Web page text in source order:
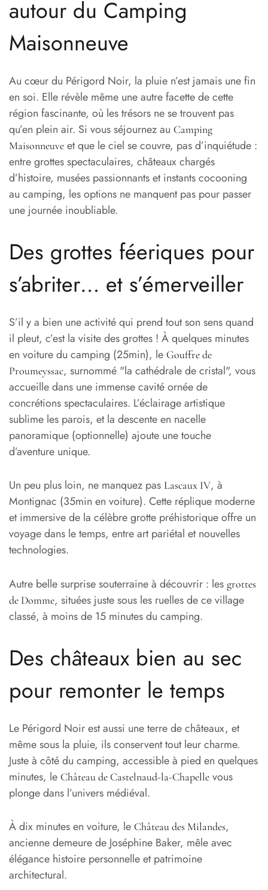
autour du Camping
Maisonneuve
Au cœur du Périgord Noir, la pluie n’est jamais une fin
en soi. Elle révèle même une autre facette de cette
région fascinante, où les trésors ne se trouvent pas
qu’en plein air. Si vous séjournez au Camping
Maisonneuve et que le ciel se couvre, pas d’inquiétude :
entre grottes spectaculaires, châteaux chargés
d’histoire, musées passionnants et instants cocooning
au camping, les options ne manquent pas pour passer
une journée inoubliable.
Des grottes féeriques pour
s’abriter… et s’émerveiller
S’il y a bien une activité qui prend tout son sens quand
il pleut, c’est la visite des grottes ! À quelques minutes
en voiture du camping (25min), le Gouffre de
Proumeyssac, surnommé "la cathédrale de cristal", vous
accueille dans une immense cavité ornée de
concrétions spectaculaires. L’éclairage artistique
sublime les parois, et la descente en nacelle
panoramique (optionnelle) ajoute une touche
d’aventure unique.
Un peu plus loin, ne manquez pas Lascaux IV, à
Montignac (35min en voiture). Cette réplique moderne
et immersive de la célèbre grotte préhistorique offre un
voyage dans le temps, entre art pariétal et nouvelles
technologies.
Autre belle surprise souterraine à découvrir : les grottes
de Domme, situées juste sous les ruelles de ce village
classé, à moins de 15 minutes du camping.
Des châteaux bien au sec
pour remonter le temps
Le Périgord Noir est aussi une terre de châteaux, et
même sous la pluie, ils conservent tout leur charme.
Juste à côté du camping, accessible à pied en quelques
minutes, le Château de Castelnaud-la-Chapelle vous
plonge dans l’univers médiéval.
À dix minutes en voiture, le Château des Milandes,
ancienne demeure de Joséphine Baker, mêle avec
élégance histoire personnelle et patrimoine
architectural.